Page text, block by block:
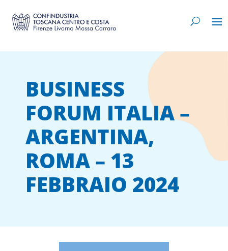
BUSINESS
FORUM ITALIA –
ARGENTINA,
ROMA – 13
FEBBRAIO 2024